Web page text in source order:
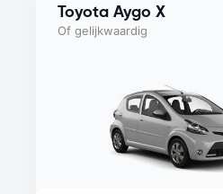
Toyota Aygo X
Of gelijkwaardig